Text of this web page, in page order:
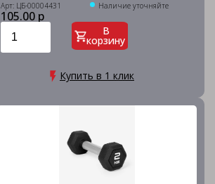
Арт: ЦБ-00004431 Наличие уточняйте
105.00 р
В
корзину
Купить в 1 клик